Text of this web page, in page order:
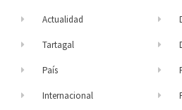
Actualidad
Tartagal
País
Internacional